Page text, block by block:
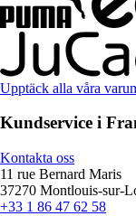
Upptäck alla våra
Kundservice i
Kontakta oss
11 rue Bernard Maris
37270 Montlouis-sur-
+33 1 86 47 62 58